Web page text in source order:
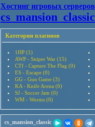
Хостинг игровых серверов
cs_mansion_classic
Категории плагинов
1HP (1)
AWP - Sniper War (15)
CTf - Capture The Flag (0)
ES - Escape (0)
GG - Gun Game (3)
KA - Knife Arena (0)
SJ - Soccer Jam (0)
WM - Worms (0)
cs_mansion_classic